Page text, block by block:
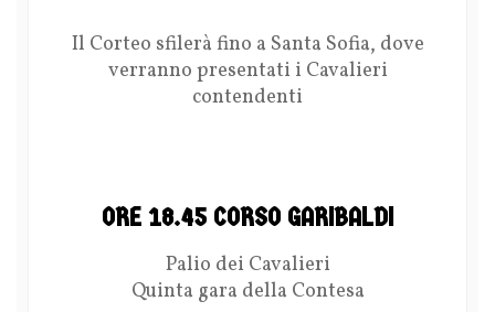
Il Corteo sfilerà fino a Santa Sofia, dove
verranno presentati i Cavalieri
contendenti
ORE 18.45 CORSO GARIBALDI
Palio dei Cavalieri
Quinta gara della Contesa